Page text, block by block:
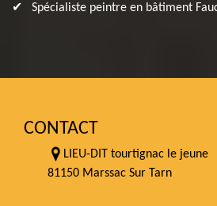
Spécialiste peintre en bâtiment
CONTACT
LIEU-DIT tourtignac le jeune
81150 Marssac Sur Tarn